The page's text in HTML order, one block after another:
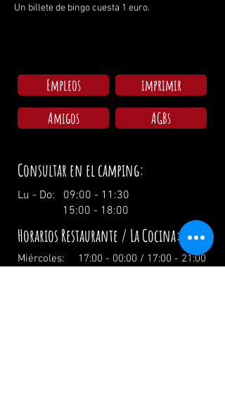
Un billete de bingo cuesta 1 euro.
Empleos
imprimir
Amigos
AGBs
Consultar en el camping:
Lu - Do: 09:00 - 11:30
15:00 - 18:00
Horarios Restaurante / La Cocina:
Miércoles: 17:00 - 00:00 / 17:00 - 21:00